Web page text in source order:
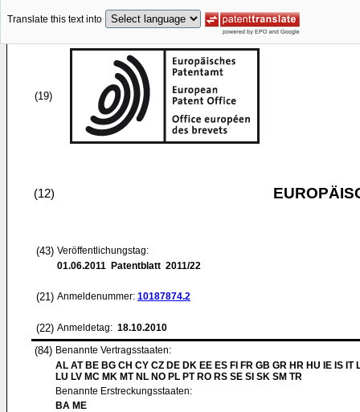
Translate this text into
(19)
(12)
(43) Veröffentlichungstag:
01.06.2011 Patentblatt 2011/22
(21) Anmeldenummer: 10187874.2
(22) Anmeldetag: 18.10.2010
(84) Benannte Vertragsstaaten:
AL AT BE BG CH CY CZ DE DK EE ES FI FR GB GR HR HU IE IS IT
LU LV MC MK MT NL NO PL PT RO RS SE SI SK SM TR
Benannte Erstreckungsstaaten:
BA ME